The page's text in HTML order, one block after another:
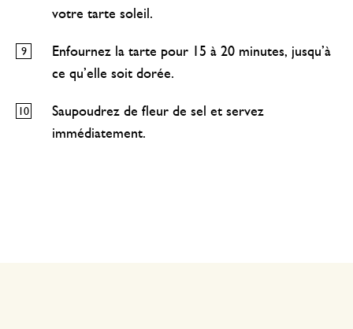
votre tarte soleil.
Enfournez la tarte pour 15 à 20 minutes, jusqu’à
ce qu’elle soit dorée.
Saupoudrez de fleur de sel et servez
immédiatement.